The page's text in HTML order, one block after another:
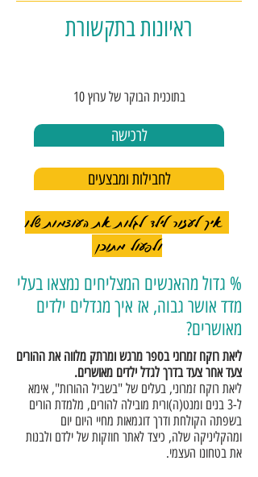
ראיונות בתקשורת
בתוכנית הבוקר של ערוץ 10
לרכישה
לחבילות ומבצעים
איך לעזור לילד לגלות את העוצמות שלו
ולפעול מתוכן
% גדול מהאנשים המצליחים נמצאו בעלי
מדד אושר גבוה, אז איך מגדלים ילדים
מאושרים?
ליאת רוקח זמרוני בספר מרגש ומרתק מלווה את ההורים
צעד אחר צעד בדרך לגדל ילדים מאושרים.
ליאת רוקח זמרוני, בעלים של "בשביל ההורות", אימא
ל-3 בנים ומנט(ה)ורית מובילה להורים, מלמדת הורים
בשפתה הקולחת ודרך דוגמאות מחיי היום יום
ומהקליניקה שלה, כיצד לאתר חוזקות של ילדם ולבנות
את בטחונו העצמי.